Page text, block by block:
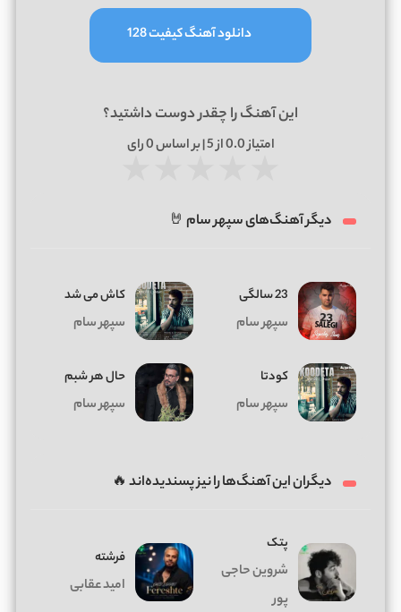
دانلود آهنگ کیفیت 128
این آهنگ را چقدر دوست داشتید؟
امتیاز0.0از 5 | بر اساس 0رای
دیگر آهنگ‌های سپهر سام 🤘
23 سالگی
سپهر سام
کاش می شد
سپهر سام
کودتا
سپهر سام
حال هر شبم
سپهر سام
دیگران این آهنگ‌ها را نیز پسندیده‌اند 🔥
پتک
شروین حاجی
پور
فرشته
امید عقابی